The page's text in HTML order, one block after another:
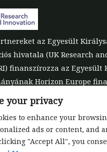
your privacy
to enhance your
ads or content, and
"Accept All", you
az Egyesült
hivatala (UK Research
finanszírozza az Egyesült
Horizon Europe
keretében [támogatási